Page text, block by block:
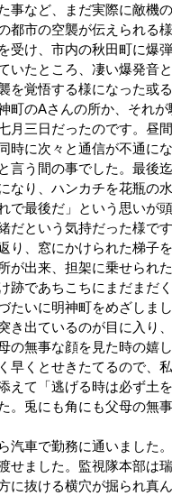
事など、まだ実際に敵機
都市の空襲が伝えられる
け、市内の秋田町に爆
いたところ、凄い爆発音
を覚悟する様になった或
町のAさんの所か、それ
月三日だったのです。昼
時に次々と通信が不通に
言う間の事でした。最後
なり、ハンカチを花瓶の
で最後だ」という思いが
だという気持だった様で
、窓にかけられた梯子を
が出来、担架に乗せられ
跡であちこちにまだまだ
たいに明神町をめざしま
き出ているのが目に入り
の無事な顔を見た時の嬉
早くとせきたてるので、
えて「逃げる時は必ず土
。兎にも角にも父母の無
車で勤務に通いました
せました。監視隊本部は
に抜ける横穴が掘られ真